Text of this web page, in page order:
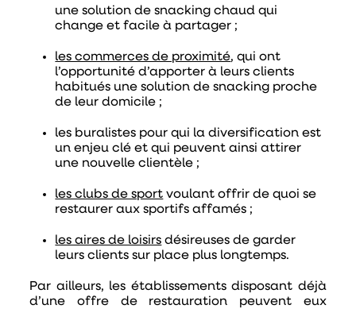
une solution de snacking chaud qui
change et facile à partager ;
les commerces de proximité, qui ont
l’opportunité d’apporter à leurs clients
habitués une solution de snacking proche
de leur domicile ;
les buralistes pour qui la diversification est
un enjeu clé et qui peuvent ainsi attirer
une nouvelle clientèle ;
les clubs de sport voulant offrir de quoi se
restaurer aux sportifs affamés ;
les aires de loisirs désireuses de garder
leurs clients sur place plus longtemps.
Par ailleurs, les établissements disposant déjà
d’une offre de restauration peuvent eux